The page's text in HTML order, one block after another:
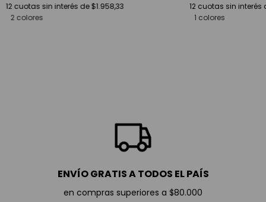
12cuotas sin interés de$1.958,33
2 colores
12 cuotas sin interés
1 colores
ENVÍO GRATIS A TODOS EL PAÍS
en compras superiores a $80.000